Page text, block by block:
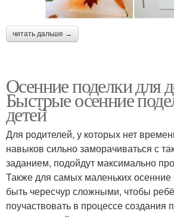
читать дальше →
Осенние поделки для
Быстрые осенние
детей
Для родителей, у которых нет
навыков сильно заморачиваться с
заданием, подойдут максимально
Также для самых маленьких
быть чересчур сложными, чтобы
поучаствовать в процессе создания